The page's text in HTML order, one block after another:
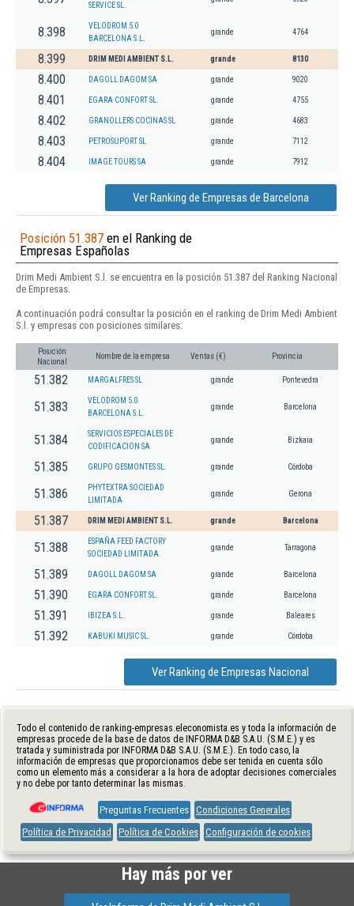
SERVICE SL.
8.398
VELODROM 5.0
BARCELONA S.L.
grande 4764
8.399 DRIM MEDI AMBIENT S.L. grande 8130
8.400 DAGOLL DAGOM SA grande 9020
8.401 EGARA CONFORT SL. grande 4755
8.402 GRANOLLERS COCINAS SL grande 4683
8.403 PETROSUPORT SL grande 7112
8.404 IMAGE TOURS SA grande 7912
Ver Ranking de Empresas de Barcelona
Posición 51.387 en el Ranking de
Empresas Españolas
Drim Medi Ambient S.l. se encuentra en la posición 51.387 del Ranking Nacional
de Empresas.
A continuación podrá consultar la posición en el ranking de Drim Medi Ambient
S.l. y empresas con posiciones similares:
Posición
Nacional
Nombre de la empresa Ventas (€) Provincia
51.382 MARGALFRES SL grande Pontevedra
51.383
VELODROM 5.0
BARCELONA S.L.
grande Barcelona
51.384
SERVICIOS ESPECIALES DE
CODIFICACION SA
grande Bizkaia
51.385 GRUPO GESMONTES SL. grande Córdoba
51.386
PHYTEXTRA SOCIEDAD
LIMITADA
grande Gerona
51.387 DRIM MEDI AMBIENT S.L. grande Barcelona
51.388
ESPAÑA FEED FACTORY
SOCIEDAD LIMITADA.
grande Tarragona
51.389 DAGOLL DAGOM SA grande Barcelona
51.390 EGARA CONFORT SL. grande Barcelona
51.391 IBIZEA S.L. grande Baleares
51.392 KABUKI MUSIC SL. grande Córdoba
Ver Ranking de Empresas Nacional
Todo el contenido de ranking-empresas.eleconomista.es y toda la información de
empresas procede de la base de datos de INFORMA D&B S.A.U. (S.M.E.) y es
tratada y suministrada por INFORMA D&B S.A.U. (S.M.E.). En todo caso, la
información de empresas que proporcionamos debe ser tenida en cuenta sólo
como un elemento más a considerar a la hora de adoptar decisiones comerciales
y no debe por tanto determinar las mismas.
Preguntas Frecuentes Condiciones Generales
Política de Privacidad
Política de Cookies Configuración de cookies
Hay más por ver